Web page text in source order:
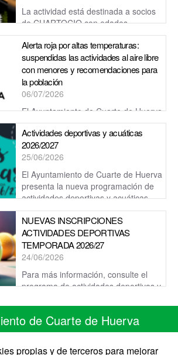
La actividad está destinada a socios
de CUARTOCIO con edades
los 13 y los 17 años. Para participar, será
pa...Alerta roja por altas temperaturas:
suspendidas las actividades al aire libre
con menores y recomendaciones para
la población
06/07/2026
El Ayuntamiento de Cuarte de Huerva
permanecerá activa la alerta roja por
por lo que hace un llamamiento ...
Actividades deportivas y acuáticas
2026/2027
25/06/2026
El Ayuntamiento de Cuarte de Huerva
presenta la nueva programación de
actividades deportivas y acuáticas
2027, una oferta pe...
NUEVAS INSCRIPCIONES
ACTIVIDADES DEPORTIVAS
TEMPORADA 2026/27
24/06/2026
Para más información, consulte el
programa de actividades deportivas y
de Cuarte de Huerva
Monasterio de Siresa 7
de Huerva ZARAGOZA
propias y de terceros para mejorar